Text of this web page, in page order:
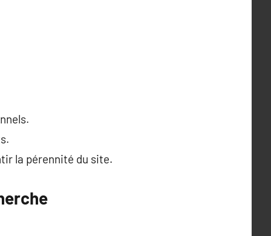
la pérennité du site.